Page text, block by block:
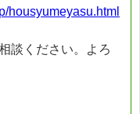
housyumeyasu.html
談ください。よろ